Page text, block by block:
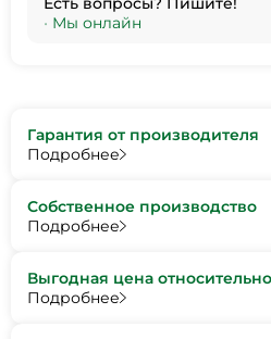
• Мы онлайн
Гарантия от производителя
Подробнее
Собственное производство
Подробнее
Выгодная цена
Подробнее